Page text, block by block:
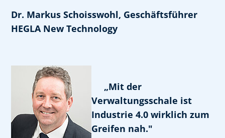
Dr. Markus Schoisswohl, Geschäftsführer
HEGLA New Technology
„Mit der
Verwaltungsschale ist
Industrie 4.0 wirklich zum
Greifen nah."